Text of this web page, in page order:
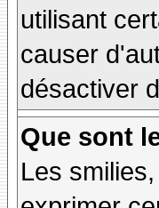
utilisant
causer
désactiver
Que sont
Les